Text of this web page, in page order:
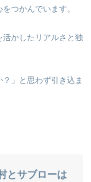
つかんでいます。
かしたリアルさと独
」と思わず引き込ま
とサブローは